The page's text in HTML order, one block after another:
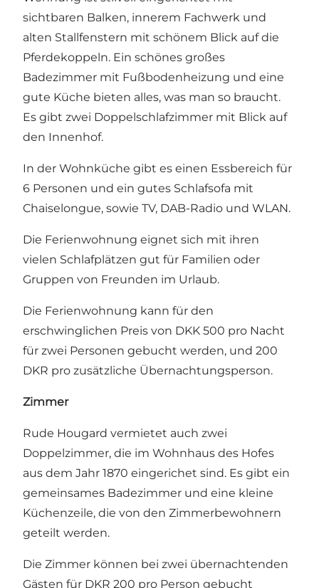
sichtbaren Balken, innerem Fachwerk und
alten Stallfenstern mit schönem Blick auf die
Pferdekoppeln. Ein schönes großes
Badezimmer mit Fußbodenheizung und eine
gute Küche bieten alles, was man so braucht.
Es gibt zwei Doppelschlafzimmer mit Blick auf
den Innenhof.
In der Wohnküche gibt es einen Essbereich für
6 Personen und ein gutes Schlafsofa mit
Chaiselongue, sowie TV, DAB-Radio und WLAN.
Die Ferienwohnung eignet sich mit ihren
vielen Schlafplätzen gut für Familien oder
Gruppen von Freunden im Urlaub.
Die Ferienwohnung kann für den
erschwinglichen Preis von DKK 500 pro Nacht
für zwei Personen gebucht werden, und 200
DKR pro zusätzliche Übernachtungsperson.
Zimmer
Rude Hougard vermietet auch zwei
Doppelzimmer, die im Wohnhaus des Hofes
aus dem Jahr 1870 eingerichet sind. Es gibt ein
gemeinsames Badezimmer und eine kleine
Küchenzeile, die von den Zimmerbewohnern
geteilt werden.
Die Zimmer können bei zwei übernachtenden
Gästen für DKR 200 pro Person gebucht